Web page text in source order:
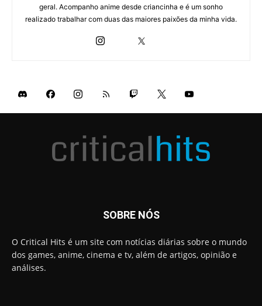
geral. Acompanho anime desde criancinha e é um sonho
realizado trabalhar com duas das maiores paixões da minha vida.
SOBRE NÓS
O Critical Hits é um site com notícias diárias sobre o mundo
dos games, anime, cinema e tv, além de artigos, opinião e
análises.